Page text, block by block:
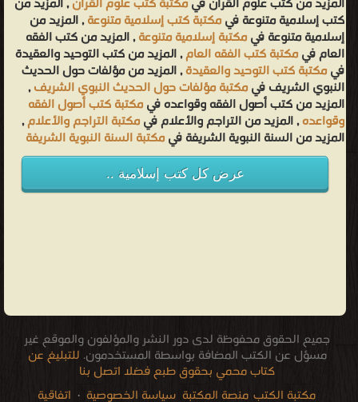
كتب إسلامية متنوعة فيمكتبة كتب إسلامية متنوعة, المزيد من
إسلامية متنوعة فيمكتبة إسلامية متنوعة, المزيد من كتب الفقه
العام فيمكتبة كتب الفقه العام, المزيد من كتب التوحيد والعقيدة
فيمكتبة كتب التوحيد والعقيدة, المزيد من مؤلفات حول الحديث
النبوي الشريف فيمكتبة مؤلفات حول الحديث النبوي الشريف,
المزيد من كتب أصول الفقه وقواعده فيمكتبة كتب أصول الفقه
وقواعده, المزيد من التراجم والأعلام فيمكتبة التراجم والأعلام,
المزيد من السنة النبوية الشريفة فيمكتبة السنة النبوية الشريفة
عرض كل كتب إسلامية ..
جميع الحقوق محفوظة لدى دور النشر والمؤلفون والموقع غير
مسؤل عن الكتب المضافة بواسطة المستخدمون. للتبليغ عن
كتاب محمي بحقوق طبع فضلا اتصل بنا
مكتبة الكتب منصة المكتبة سياسة الخصوصية · اتفاقية